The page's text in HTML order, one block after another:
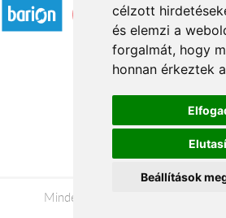
célzott
és elemzi a
forgalmát, hogy
honnan érkeztek
Beállítások
Á.SZ.F.
Impresszum
Adatkezelési
Minden jog fenntartva © 2026 |